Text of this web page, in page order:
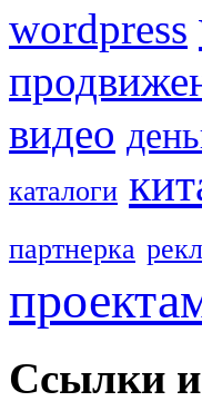
wordpress
видео
каталоги
партнерка
Ссылки